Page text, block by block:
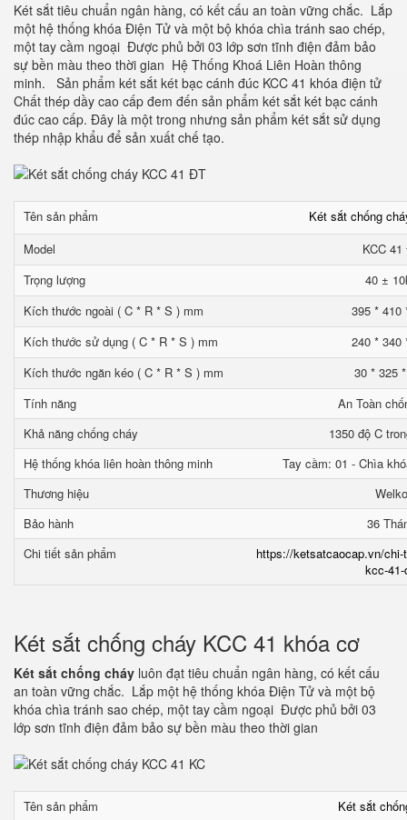
Két sắt tiêu chuẩn ngân hàng, có kết cấu an toàn vững chắc. Lắp
một hệ thống khóa Điện Tử và một bộ khóa chìa tránh sao chép,
một tay cầm ngoại Được phủ bởi 03 lớp sơn tĩnh điện đảm bảo
sự bền màu theo thời gian Hệ Thống Khoá Liên Hoàn thông
minh. Sản phẩm két sắt két bạc cánh đúc KCC 41 khóa điện tử
Chất thép dầy cao cấp đem đến sản phẩm két sắt két bạc cánh
đúc cao cấp. Đây là một trong nhưng sản phẩm két sắt sử dụng
thép nhập khẩu để sản xuất chế tạo.
Tên sản phẩm
Két sắt chống
Model
KCC
Trọng lượng
40 ±
Kích thước ngoài ( C * R * S ) mm
395 * 410
Kích thước sử dụng ( C * R * S ) mm
240 * 340
Kích thước ngăn kéo ( C * R * S ) mm
30 * 325
Tính năng
An Toàn
Khả năng chống cháy
1350 độ C
Hệ thống khóa liên hoàn thông minh
Tay cầm: 01 - Chìa
Thương hiệu
Welko
Bảo hành
36
Chi tiết sản phẩm
https://ketsatcaocap.vn/
kcc-
Két sắt chống cháy KCC 41 khóa cơ
Két sắt chống cháy luôn đạt tiêu chuẩn ngân hàng, có kết cấu
an toàn vững chắc. Lắp một hệ thống khóa Điện Tử và một bộ
khóa chìa tránh sao chép, một tay cầm ngoại Được phủ bởi 03
lớp sơn tĩnh điện đảm bảo sự bền màu theo thời gian
Tên sản phẩm Két sắt